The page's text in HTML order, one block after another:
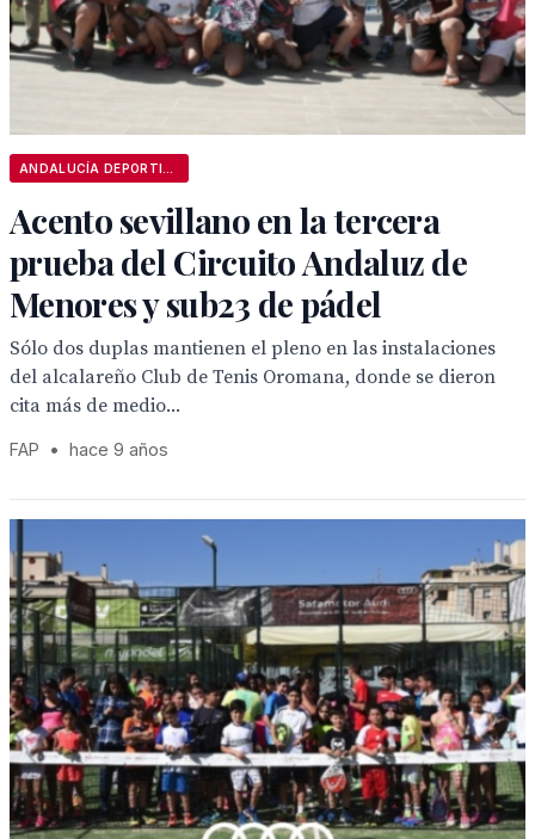
Acento sevillano en la tercera
prueba del Circuito Andaluz de
Menores y sub23 de pádel
Sólo dos duplas mantienen el pleno en las instalaciones
del alcalareño Club de Tenis Oromana, donde se dieron
cita más de medio...
FAP • hace 9 años